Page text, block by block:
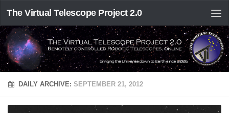
The Virtual Telescope Project 2.0
DAILY ARCHIVE:SEPTEMBER 21, 2012